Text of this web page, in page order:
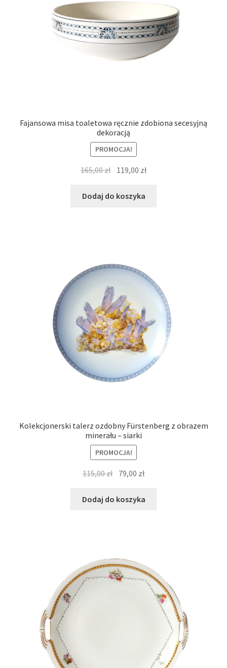
Fajansowa misa toaletowa ręcznie zdobiona secesyjną
dekoracją
PROMOCJA!
165,00zł Pierwotna
wynosiła:
119,00 złAktualna
Dodaj do koszyka
Kolekcjonerski talerz ozdobny Fürstenberg z obrazem
minerału – siarki
PROMOCJA!
115,00zł Pierwotna
wynosiła:
79,00 złAktualna
wynosi:
Dodaj do koszyka